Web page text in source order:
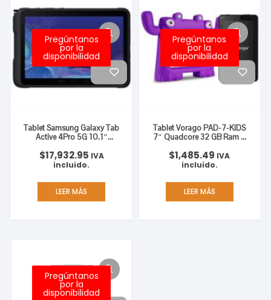
Pregúntanos
por la
disponibilidad
Tablet Samsung Galaxy Tab
Active 4Pro 5G 10.1″
Android Color Negro
$17,932.95 IVA
incluido.
LEER MÁS
Pregúntanos
por la
disponibilidad
Tablet Vorago PAD-7-KIDS
7″ Quadcore 32 GB Ram 2
Morado
$1,485.49 IVA
incluido.
LEER MÁS
Pregúntanos
por la
disponibilidad